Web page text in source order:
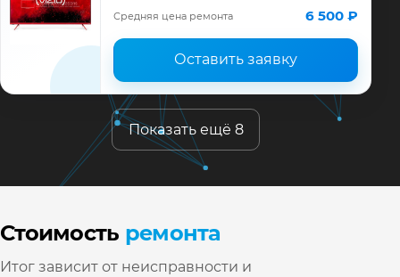
ремонта, запчасти и гарантия до 12
месяцев.
Средняя цена ремонта 6 500 ₽
Оставить заявку
Показать ещё 8
Стоимость ремонта
Итог зависит от неисправности и